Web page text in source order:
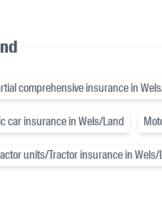
comprehensive insurance in
car insurance in Wels/Land
units/Tractor insurance in Wels/